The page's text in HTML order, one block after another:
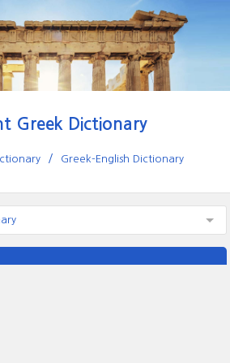
Greek Dictionary
Greek-English Dictionary